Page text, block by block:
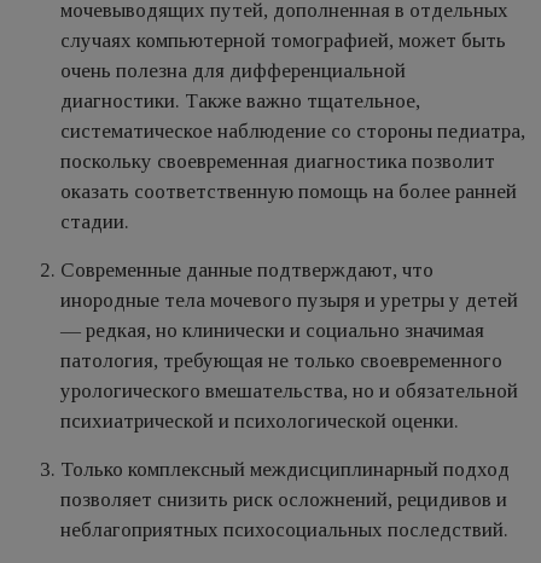
мочевыводящих путей, дополненная в отдельных
случаях компьютерной томографией, может быть
очень полезна для дифференциальной
диагностики. Также важно тщательное,
систематическое наблюдение со стороны педиатра,
поскольку своевременная диагностика позволит
оказать соответственную помощь на более ранней
стадии.
Современные данные подтверждают, что
инородные тела мочевого пузыря и уретры у детей
— редкая, но клинически и социально значимая
патология, требующая не только своевременного
урологического вмешательства, но и обязательной
психиатрической и психологической оценки.
Только комплексный междисциплинарный подход
позволяет снизить риск осложнений, рецидивов и
неблагоприятных психосоциальных последствий.